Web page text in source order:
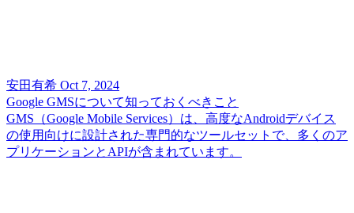
安田有希 Oct 7, 2024
Google GMSについて知っておくべきこと
GMS（Google Mobile Services）は、高度なAndroidデバイス
の使用向けに設計された専門的なツールセットで、多くのア
プリケーションとAPIが含まれています。